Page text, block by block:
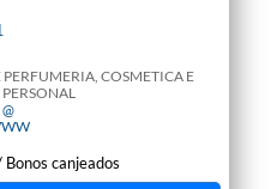
COSMETICA E
@
canjeados